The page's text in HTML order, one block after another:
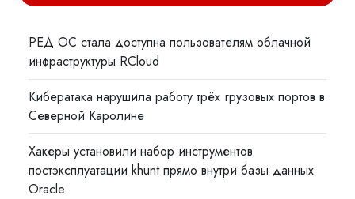
РЕД ОС стала доступна пользователям облачной
инфраструктуры RCloud
Кибератака нарушила работу трёх грузовых портов в
Северной Каролине
Хакеры установили набор инструментов
постэксплуатации khunt прямо внутри базы данных
Oracle